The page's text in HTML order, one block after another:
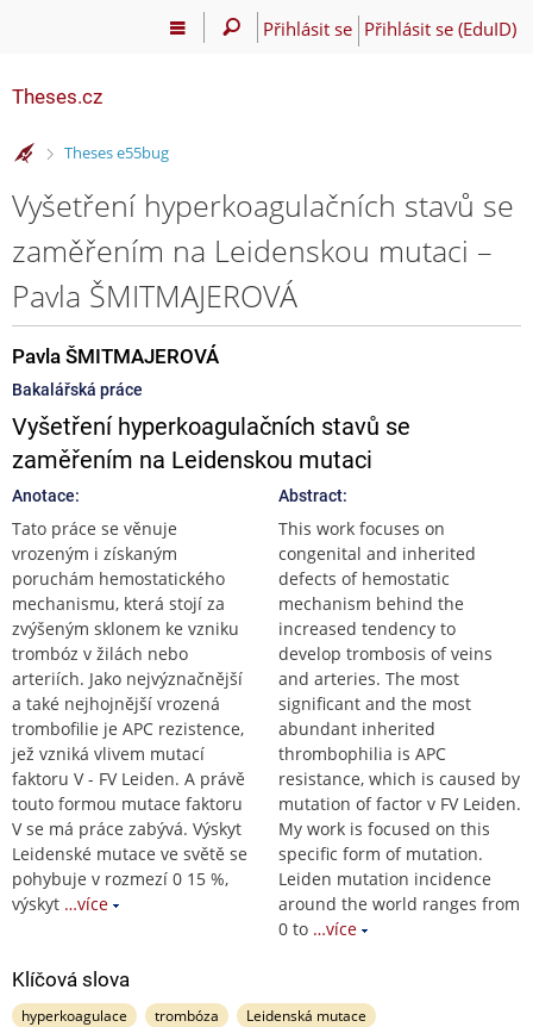
Přihlásit se Přihlásit se (EduID)
Theses.cz
>
Theses e55bug
Vyšetření hyperkoagulačních stavů se
zaměřením na Leidenskou mutaci –
Pavla ŠMITMAJEROVÁ
Pavla ŠMITMAJEROVÁ
Bakalářská práce
Vyšetření hyperkoagulačních stavů se
zaměřením na Leidenskou mutaci
Anotace:
Tato práce se věnuje
vrozeným i získaným
poruchám hemostatického
mechanismu, která stojí za
zvýšeným sklonem ke vzniku
trombóz v žilách nebo
arteriích. Jako nejvýznačnější
a také nejhojnější vrozená
trombofilie je APC rezistence,
jež vzniká vlivem mutací
faktoru V - FV Leiden. A právě
touto formou mutace faktoru
V se má práce zabývá. Výskyt
Leidenské mutace ve světě se
pohybuje v rozmezí 0 15 %,
výskyt …více
Abstract:
This work focuses on
congenital and inherited
defects of hemostatic
mechanism behind the
increased tendency to
develop trombosis of veins
and arteries. The most
significant and the most
abundant inherited
thrombophilia is APC
resistance, which is caused by
mutation of factor v FV Leiden.
My work is focused on this
specific form of mutation.
Leiden mutation incidence
around the world ranges from
0 to …více
Klíčová slova
hyperkoagulace trombóza Leidenská mutace